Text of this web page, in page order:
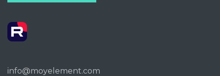
info@moyelement.com